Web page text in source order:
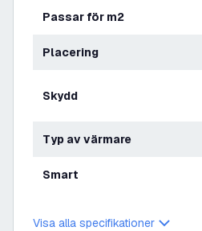
Passar för m2
Placering
Skydd
Typ av värmare
Smart
Visa alla specifikationer